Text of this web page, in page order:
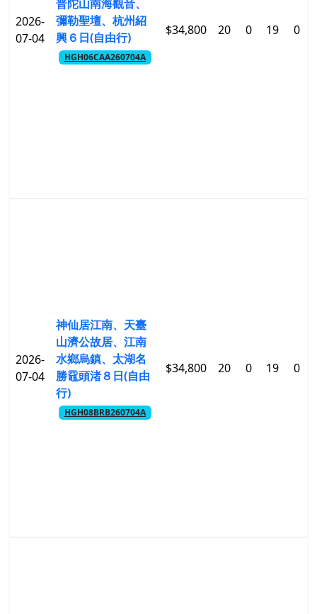
2026-
07-04
普陀山南海觀音、
彌勒聖壇、杭州紹
興６日(自由行)
HGH06CAA260704A
$34,800 20 0 19 0
2026-
07-04
神仙居江南、天臺
山濟公故居、江南
水鄉烏鎮、太湖名
勝黿頭渚８日(自由
行)
HGH08BRB260704A
$34,800 20 0 19 0